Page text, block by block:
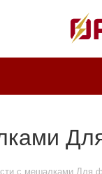
с мешалками Для